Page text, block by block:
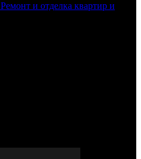
Ремонт и отделка квартир и